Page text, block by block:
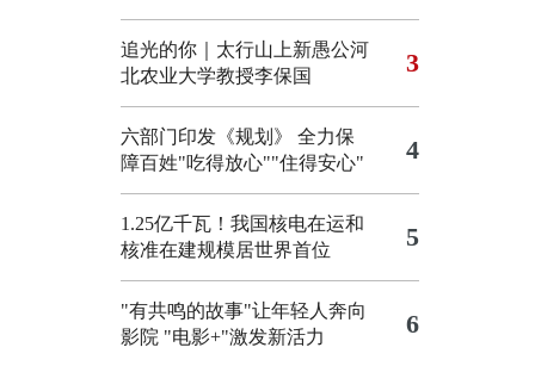
追光的你｜太行山上新愚公河
北农业大学教授李保国
3
六部门印发《规划》 全力保
障百姓"吃得放心""住得安心"
4
1.25亿千瓦！我国核电在运和
核准在建规模居世界首位
5
"有共鸣的故事"让年轻人奔向
影院 "电影+"激发新活力 6